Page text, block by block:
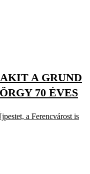
A GRUND
70 ÉVES
a Ferencvárost is